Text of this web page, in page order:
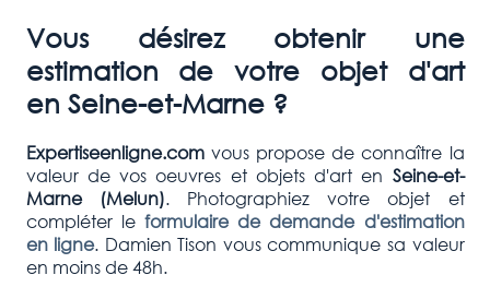
Vous désirez obtenir une
estimation de votre objet d'art
en Seine-et-Marne?
Expertiseenligne.comvous propose de connaître la
valeur de vos oeuvres et objets d'art en Seine-et-
Marne(Melun). Photographiez votre objet et
compléter le formulaire de demande d'estimation
en ligne. Damien Tison vous communique sa valeur
en moins de 48h.